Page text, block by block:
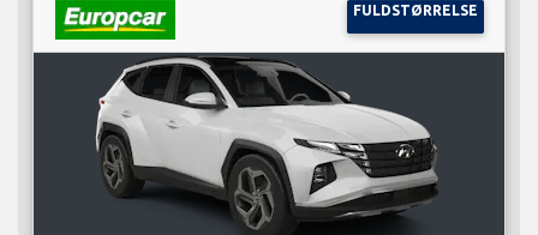
FULDSTØRRELSE